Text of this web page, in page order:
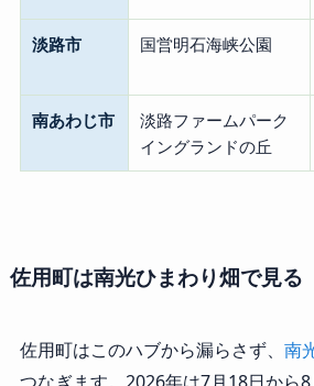
淡路市 国営明石海峡公園
南あわじ市
淡路ファームパーク
イングランドの丘
佐用町は南光ひまわり畑で見る
佐用町はこのハブから漏らさず、 南
つなぎます。2026年は7月18日から